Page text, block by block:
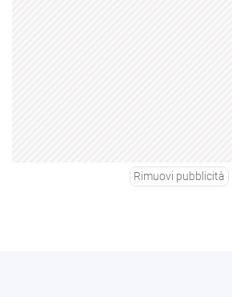
Rimuovi pubblicità